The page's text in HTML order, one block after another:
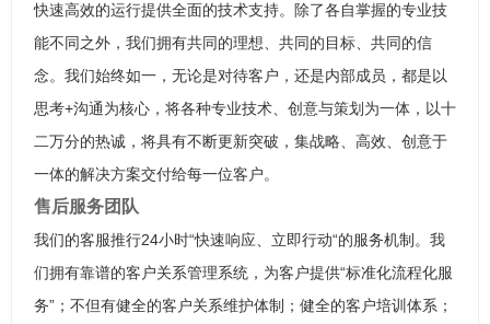
快速高效的运行提供全面的技术支持。除了各自掌握的专业技
能不同之外，我们拥有共同的理想、共同的目标、共同的信
念。我们始终如一，无论是对待客户，还是内部成员，都是以
思考+沟通为核心，将各种专业技术、创意与策划为一体，以十
二万分的热诚，将具有不断更新突破，集战略、高效、创意于
一体的解决方案交付给每一位客户。
售后服务团队
我们的客服推行24小时“快速响应、立即行动“的服务机制。我
们拥有靠谱的客户关系管理系统，为客户提供“标准化流程化服
务”；不但有健全的客户关系维护体制；健全的客户培训体系；